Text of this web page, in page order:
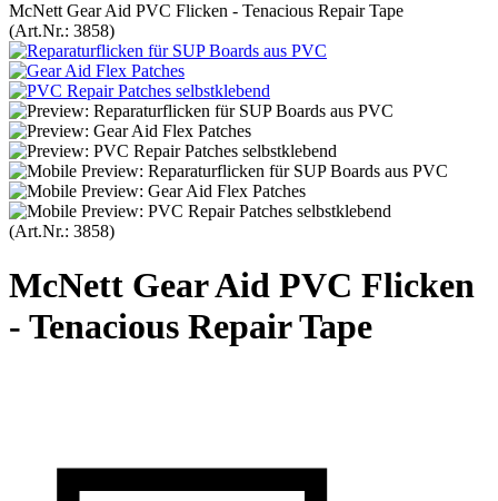
McNett Gear Aid PVC Flicken - Tenacious Repair Tape
(Art.Nr.: 3858)
(Art.Nr.: 3858)
McNett Gear Aid PVC Flicken
- Tenacious Repair Tape